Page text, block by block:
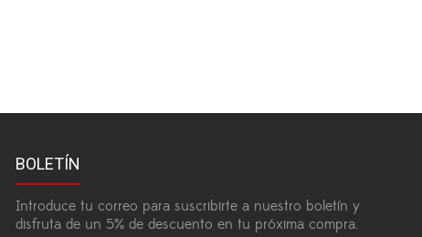
BOLETÍN
Introduce tu correo para suscribirte a nuestro boletín y
disfruta de un 5% de descuento en tu próxima compra.